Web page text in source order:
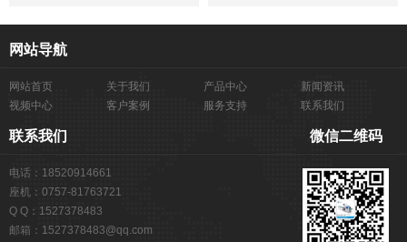
网站导航
网站首页 关于我们 产品中心
新闻资讯
视频中心
客户案例 服务支持 联系我们
联系我们
电话：18520914661
座机：0757-81763721
Q Q：1527378483
邮箱：1527378483@qq.com
微信二维码